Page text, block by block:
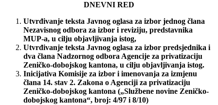
DNEVNI RED
Utvrđivanje teksta Javnog oglasa za izbor jednog člana
Nezavisnog odbora za izbor i reviziju, predstavnika
MUP-a, u cilju objavljivanja istog,
Utvrđivanje teksta Javnog oglasa za izbor predsjednika i
dva člana Nadzornog odbora Agencije za privatizaciju
Zeničko-dobojskog kantona, u cilju objavljivanja istog.
Inicijativa Komisije za izbor i imenovanja za izmjenu
člana 14. stav 2. Zakona o Agenciji za privatizaciju
Zeničko-dobojskog kantona („Službene novine Zeničko-
dobojskog kantona“, broj: 4/97 i 8/10)